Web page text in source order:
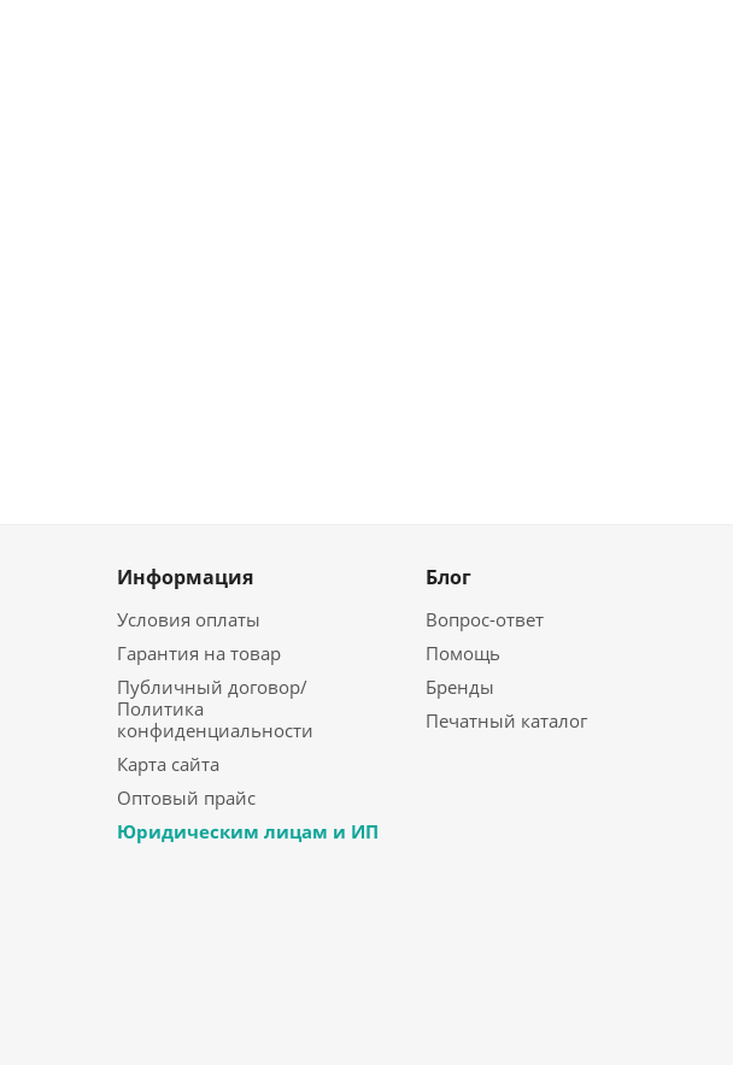
Информация
Условия оплаты
Гарантия на товар
Публичный договор/
Политика
конфиденциальности
Карта сайта
Оптовый прайс
Юридическим лицам и ИП
Блог
Вопрос-ответ
Помощь
Бренды
Печатный каталог